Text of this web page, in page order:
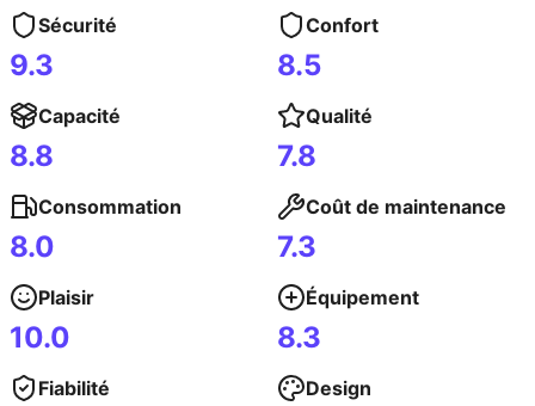
Sécurité
9.3
Confort
8.5
Capacité
8.8
Qualité
7.8
Consommation
8.0
Coût de maintenance
7.3
Plaisir
10.0
Équipement
8.3
Fiabilité Design